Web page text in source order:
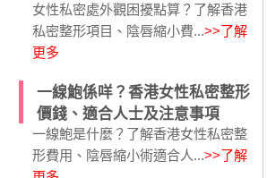
女性私密處外觀困擾點算？了解香港
私密整形項目、陰唇縮小費...>>了解
更多
一線鮑係咩？香港女性私密整形
價錢、適合人士及注意事項
一線鮑是什麼？了解香港女性私密整
形費用、陰唇縮小術適合人...>>了解